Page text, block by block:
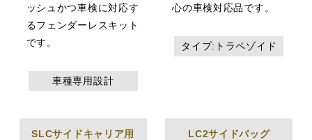
ッシュかつ車検に対応す
るフェンダーレスキット
です。
車種専用設計
心の車検対応品です。
タイプ:トラペゾイド
SLCサイドキャリア用
LC2サイドバッグ